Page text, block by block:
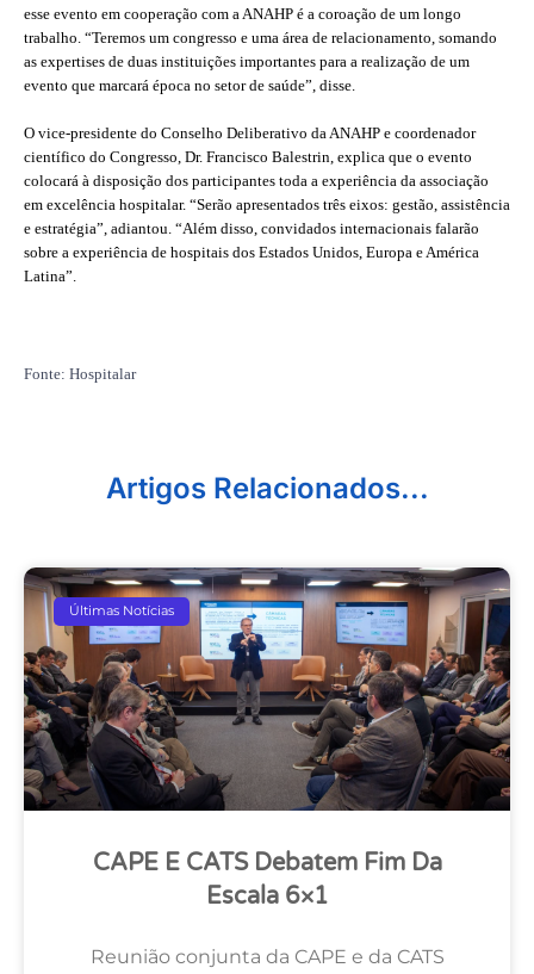
esse evento em cooperação com a ANAHP é a coroação de um longo
trabalho. “Teremos um congresso e uma área de relacionamento, somando
as expertises de duas instituições importantes para a realização de um
evento que marcará época no setor de saúde”, disse.
O vice-presidente do Conselho Deliberativo da ANAHP e coordenador
científico do Congresso, Dr. Francisco Balestrin, explica que o evento
colocará à disposição dos participantes toda a experiência da associação
em excelência hospitalar. “Serão apresentados três eixos: gestão, assistência
e estratégia”, adiantou. “Além disso, convidados internacionais falarão
sobre a experiência de hospitais dos Estados Unidos, Europa e América
Latina”.
Fonte: Hospitalar
Artigos Relacionados...
Últimas Notícias
CAPE E CATS Debatem Fim Da
Escala 6×1
Reunião conjunta da CAPE e da CATS